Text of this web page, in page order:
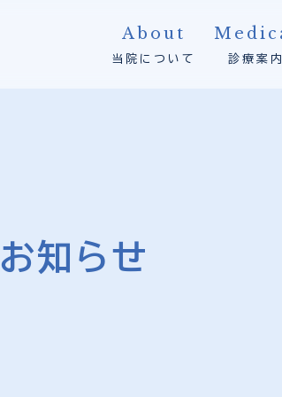
About
当院について 診療案内
お知らせ